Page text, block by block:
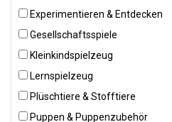
Experimentieren & Entdecken
Gesellschaftsspiele
Kleinkindspielzeug
Lernspielzeug
Plüschtiere & Stofftiere
Puppen & Puppenzubehör